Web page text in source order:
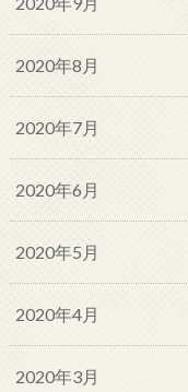
2020年8月
2020年7月
2020年6月
2020年5月
2020年4月
2020年3月